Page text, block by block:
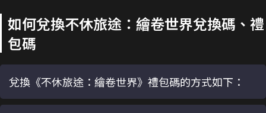
如何兌換不休旅途：繪卷世界兌換碼、禮
包碼
兌換《不休旅途：繪卷世界》禮包碼的方式如下：